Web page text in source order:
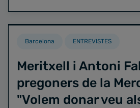
Barcelona ENTREVISTES
Meritxell i Antoni
pregoners de la
"Volem donar veu